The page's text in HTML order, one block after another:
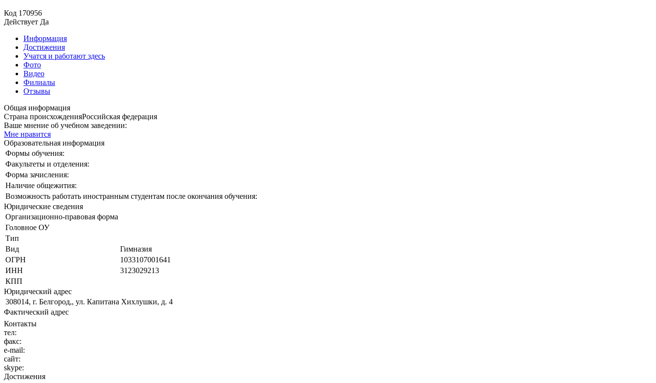
Код 170956
Действует Да
Информация
Достижения
Учатся и работают здесь
Фото
Видео
Филиалы
Отзывы
Общая информация
Страна происхожденияРоссийская федерация
Ваше мнение об учебном заведении:
Мне нравится
Образовательная информация
Формы обучения:
Факультеты и отделения:
Форма зачисления:
Наличие общежития:
Возможность работать иностранным студентам после окончания обучения:
Юридические сведения
Организационно-правовая форма
Головное ОУ
Тип
Вид
Гимназия
ОГРН
1033107001641
ИНН
3123029213
КПП
Юридический адрес
308014, г. Белгород,, ул. Капитана Хихлушки, д. 4
Фактический адрес
Контакты
тел:
факс:
e-mail:
сайт:
skype:
Достижения